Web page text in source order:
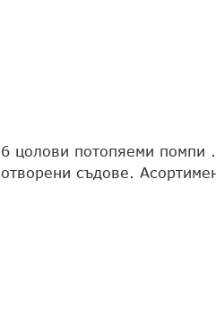
6 цолови потопяеми помпи
отворени съдове.